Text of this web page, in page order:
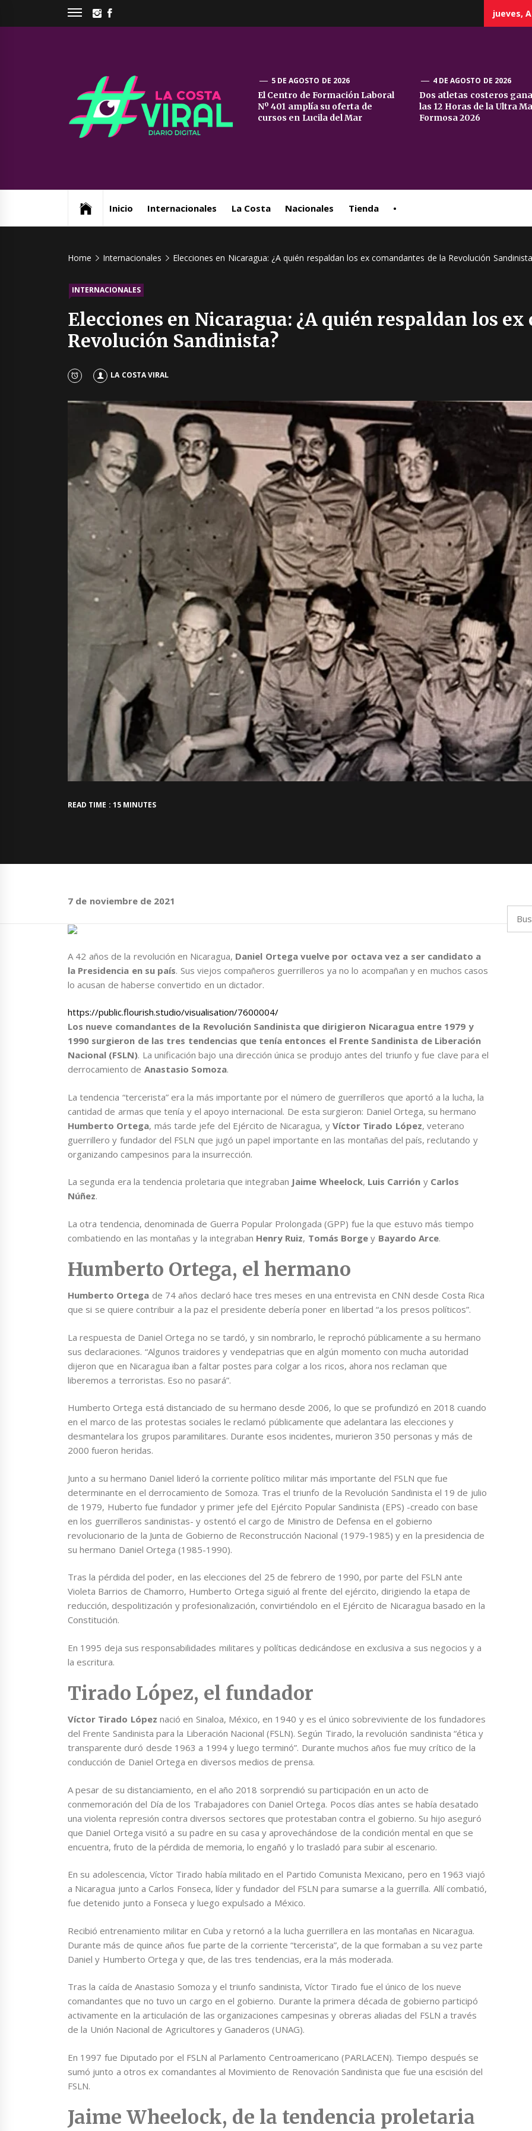
INSTAGRAM
jueves,
La
Costa
5 DE AGOSTO DE 2026
El Centro de Formación Laboral
Nº 401 amplía su oferta de
cursos en Lucila del Mar
4 DE AGOSTO DE 2026
Dos atletas costeros
las 12 Horas de la Ultra
Formosa 2026
Inicio Internacionales La Costa Nacionales Tienda •
Home Internacionales Elecciones en Nicaragua: ¿A quién respaldan los ex comandantes de la Revolución
INTERNACIONALES
Elecciones en Nicaragua: ¿A quién respaldan los
Revolución Sandinista?
LA COSTA VIRAL
READ TIME : 15 MINUTES
7 de noviembre de 2021
A 42 años de la revolución en Nicaragua, Daniel Ortega vuelve por octava vez a ser candidato a
la Presidencia en su país. Sus viejos compañeros guerrilleros ya no lo acompañan y en muchos casos
lo acusan de haberse convertido en un dictador.
https://public.flourish.studio/visualisation/7600004/
Los nueve comandantes de la Revolución Sandinista que dirigieron Nicaragua entre 1979 y
1990 surgieron de las tres tendencias que tenía entonces el Frente Sandinista de Liberación
Nacional (FSLN). La unificación bajo una dirección única se produjo antes del triunfo y fue clave para el
derrocamiento de Anastasio Somoza.
La tendencia “tercerista” era la más importante por el número de guerrilleros que aportó a la lucha, la
cantidad de armas que tenía y el apoyo internacional. De esta surgieron: Daniel Ortega, su hermano
Humberto Ortega, más tarde jefe del Ejército de Nicaragua, yVíctor Tirado López, veterano
guerrillero y fundador del FSLN que jugó un papel importante en las montañas del país, reclutando y
organizando campesinos para la insurrección.
La segunda era la tendencia proletaria que integraban Jaime Wheelock, Luis Carrión y Carlos
Núñez.
La otra tendencia, denominada de Guerra Popular Prolongada (GPP) fue la que estuvo más tiempo
combatiendo en las montañas y la integraban Henry Ruiz, Tomás Borge y Bayardo Arce.
Humberto Ortega, el hermano
Humberto Ortega de 74 años declaró hace tres meses en una entrevista en CNN desde Costa Rica
que si se quiere contribuir a la paz el presidente debería poner en libertad “a los presos políticos”.
La respuesta de Daniel Ortega no se tardó, y sin nombrarlo, le reprochó públicamente a su hermano
sus declaraciones. “Algunos traidores y vendepatrias que en algún momento con mucha autoridad
dijeron que en Nicaragua iban a faltar postes para colgar a los ricos, ahora nos reclaman que
liberemos a terroristas. Eso no pasará”.
Humberto Ortega está distanciado de su hermano desde 2006, lo que se profundizó en 2018 cuando
en el marco de las protestas sociales le reclamó públicamente que adelantara las elecciones y
desmantelara los grupos paramilitares. Durante esos incidentes, murieron 350 personas y más de
2000 fueron heridas.
Junto a su hermano Daniel lideró la corriente político militar más importante del FSLN que fue
determinante en el derrocamiento de Somoza. Tras el triunfo de la Revolución Sandinista el 19 de julio
de 1979, Huberto fue fundador y primer jefe del Ejército Popular Sandinista (EPS) -creado con base
en los guerrilleros sandinistas- y ostentó el cargo de Ministro de Defensa en el gobierno
revolucionario de la Junta de Gobierno de Reconstrucción Nacional (1979-1985) y en la presidencia de
su hermano Daniel Ortega (1985-1990).
Tras la pérdida del poder, en las elecciones del 25 de febrero de 1990, por parte del FSLN ante
Violeta Barrios de Chamorro, Humberto Ortega siguió al frente del ejército, dirigiendo la etapa de
reducción, despolitización y profesionalización, convirtiéndolo en el Ejército de Nicaragua basado en la
Constitución.
En 1995 deja sus responsabilidades militares y políticas dedicándose en exclusiva a sus negocios y a
la escritura.
Tirado López, el fundador
Víctor Tirado López nació en Sinaloa, México, en 1940 y es el único sobreviviente de los fundadores
del Frente Sandinista para la Liberación Nacional (FSLN). Según Tirado, la revolución sandinista “ética y
transparente duró desde 1963 a 1994 y luego terminó”. Durante muchos años fue muy crítico de la
conducción de Daniel Ortega en diversos medios de prensa.
A pesar de su distanciamiento, en el año 2018 sorprendió su participación en un acto de
conmemoración del Día de los Trabajadores con Daniel Ortega. Pocos días antes se había desatado
una violenta represión contra diversos sectores que protestaban contra el gobierno. Su hijo aseguró
que Daniel Ortega visitó a su padre en su casa y aprovechándose de la condición mental en que se
encuentra, fruto de la pérdida de memoria, lo engañó y lo trasladó para subir al escenario.
En su adolescencia, Víctor Tirado había militado en el Partido Comunista Mexicano, pero en 1963 viajó
a Nicaragua junto a Carlos Fonseca, líder y fundador del FSLN para sumarse a la guerrilla. Allí combatió,
fue detenido junto a Fonseca y luego expulsado a México.
Recibió entrenamiento militar en Cuba y retornó a la lucha guerrillera en las montañas en Nicaragua.
Durante más de quince años fue parte de la corriente “tercerista”, de la que formaban a su vez parte
Daniel y Humberto Ortega y que, de las tres tendencias, era la más moderada.
Tras la caída de Anastasio Somoza y el triunfo sandinista, Víctor Tirado fue el único de los nueve
comandantes que no tuvo un cargo en el gobierno. Durante la primera década de gobierno participó
activamente en la articulación de las organizaciones campesinas y obreras aliadas del FSLN a través
de la Unión Nacional de Agricultores y Ganaderos (UNAG).
En 1997 fue Diputado por el FSLN al Parlamento Centroamericano (PARLACEN). Tiempo después se
sumó junto a otros ex comandantes al Movimiento de Renovación Sandinista que fue una escisión del
FSLN.
Jaime Wheelock, de la tendencia proletaria